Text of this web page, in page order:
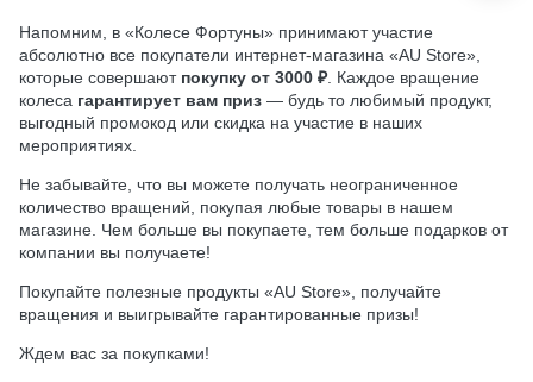
Напомним, в «Колесе Фортуны» принимают участие
абсолютно все покупатели интернет-магазина «AU Store»,
которые совершают покупку от 3000 ₽. Каждое вращение
колеса гарантирует вам приз — будь то любимый продукт,
выгодный промокод или скидка на участие в наших
мероприятиях.
Не забывайте, что вы можете получать неограниченное
количество вращений, покупая любые товары в нашем
магазине. Чем больше вы покупаете, тем больше подарков от
компании вы получаете!
Покупайте полезные продукты «AU Store», получайте
вращения и выигрывайте гарантированные призы!
Ждем вас за покупками!